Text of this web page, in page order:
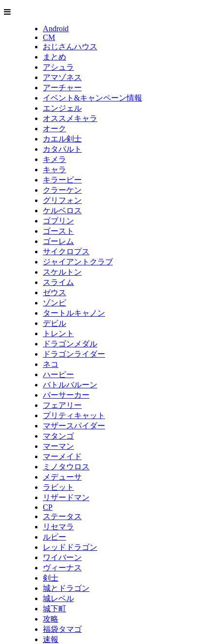
Android
CM
おじさんハウス
まとめ
アシュラ
アマゾネス
アーチャー
イベント&キャンペーン情報
エンジェル
オススメキャラ
オーク
カエル剣士
カタパルト
キメラ
キャラ
キラービー
クラーケン
グリフォン
ケルベロス
ゴブリン
ゴースト
ゴーレム
サイクロプス
ジャイアントクラブ
スケルトン
スライム
ゼウス
ゾンビ
タートルキャノン
デビル
トレント
ドラゴンメダル
ドラゴンライダー
ネコ
ハーピー
バトルバルーン
バーサーカー
フェアリー
プリティキャット
マザースパイダー
マタンゴ
マーマン
マーメイド
ミノタウロス
メデューサ
ラビット
リザードマン
CP
ステータス
リセマラ
ルビー
レッドドラゴン
ワイバーン
ヴィーナス
剣士
城とドラゴン
城レベル
城下町
攻略
福袋タマゴ
速報